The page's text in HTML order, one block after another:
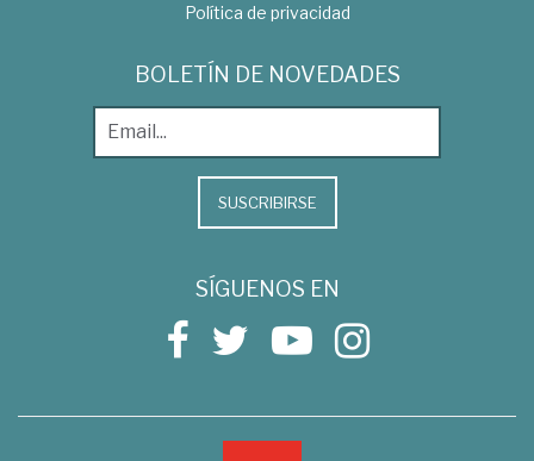
Política de privacidad
BOLETÍN DE NOVEDADES
SUSCRIBIRSE
SÍGUENOS EN